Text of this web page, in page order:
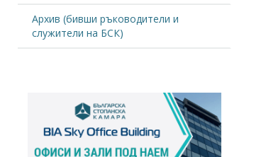
Архив (бивши ръководители и
служители на БСК)